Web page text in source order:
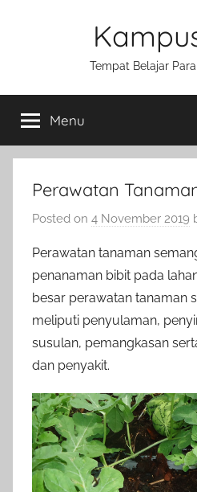
Tempat Belajar
Menu
Perawatan
Posted on 4 November 2019
Perawatan tanaman
penanaman bibit pada
besar perawatan tanaman
meliputi penyulaman,
susulan, pemangkasan
dan penyakit.